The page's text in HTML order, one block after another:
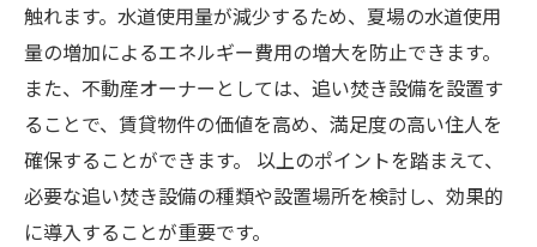
触れます。水道使用量が減少するため、夏場の水道使用
量の増加によるエネルギー費用の増大を防止できます。
また、不動産オーナーとしては、追い焚き設備を設置す
ることで、賃貸物件の価値を高め、満足度の高い住人を
確保することができます。 以上のポイントを踏まえて、
必要な追い焚き設備の種類や設置場所を検討し、効果的
に導入することが重要です。